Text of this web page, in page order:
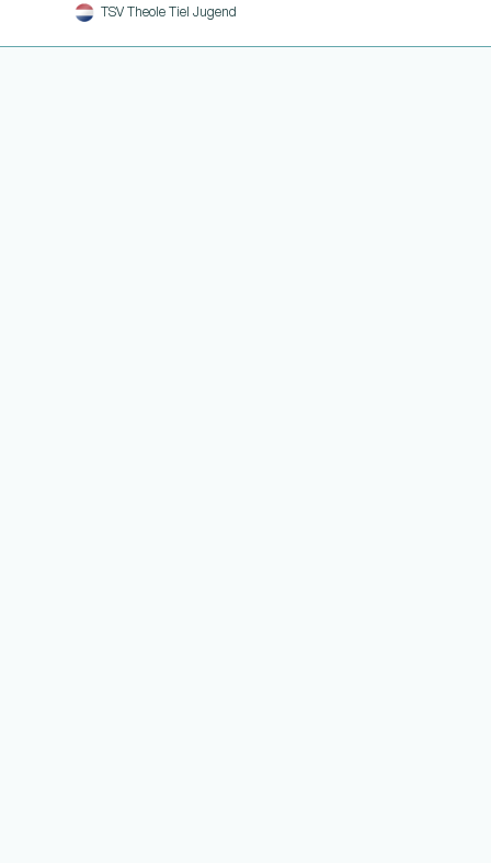
TSV Theole Tiel Jugend